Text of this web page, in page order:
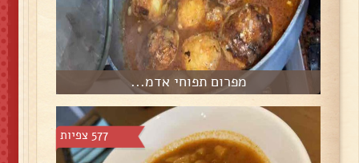
מפרום תפוחי אדמ...
577 צפיות